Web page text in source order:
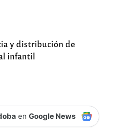
y distribución de
infantil
enGoogle News